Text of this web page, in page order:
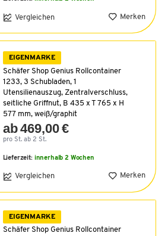
Vergleichen Merken
EIGENMARKE
Schäfer Shop Genius Rollcontainer
1233, 3 Schubladen, 1
Utensilienauszug, Zentralverschluss,
seitliche Griffnut, B 435 x T 765 x H
577 mm, weiß/graphit
ab 469,00 €
pro St. ab 2 St.
Lieferzeit: innerhalb 2 Wochen
Vergleichen Merken
EIGENMARKE
Schäfer Shop Genius Rollcontainer